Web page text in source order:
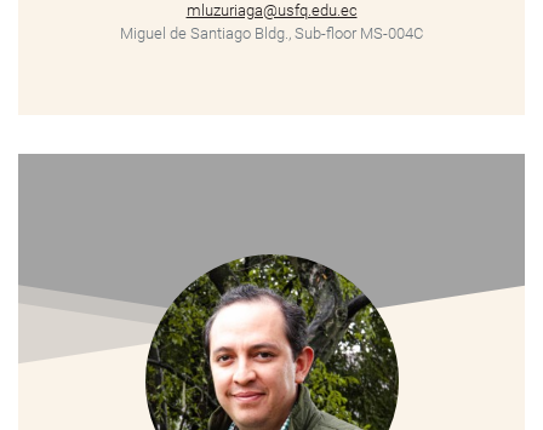
mluzuriaga@usfq.edu.ec
Miguel de Santiago Bldg., Sub-floor MS-004C